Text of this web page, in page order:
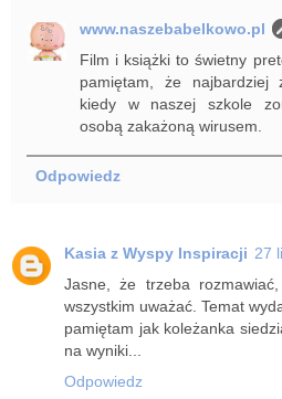
www.naszebabelkowo.pl
Film i książki to świetny
pamiętam, że najbardziej
kiedy w naszej szkole
osobą zakażoną wirusem.
Odpowiedz
Kasia z Wyspy Inspiracji 27
Jasne, że trzeba
wszystkim uważać. Temat
pamiętam jak koleżanka
na wyniki...
Odpowiedz